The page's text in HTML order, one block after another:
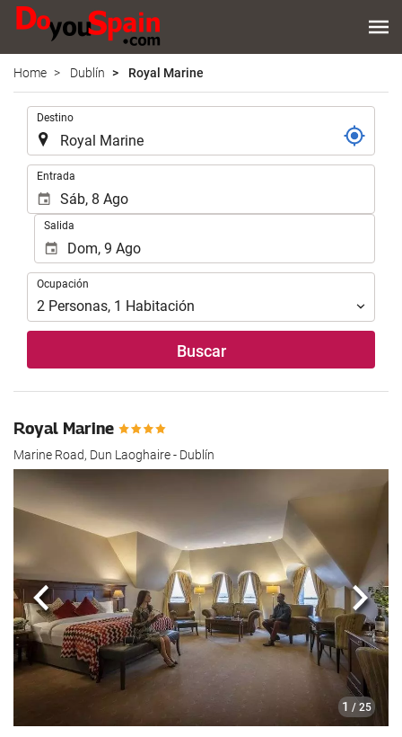
Home Dublín Royal Marine
Destino
Entrada
Salida
Ocupación
Ocupación
2 Personas, 1 Habitación
Buscar
Royal Marine
Marine Road, Dun Laoghaire - Dublín
1 / 25
Anterior